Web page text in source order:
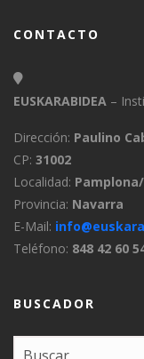
CONTACTO
EUSKARABIDEA –
Dirección: Paulino
CP: 31002
Localidad:
Provincia: Navarra
E-Mail:
Teléfono: 848 42 60
BUSCADOR